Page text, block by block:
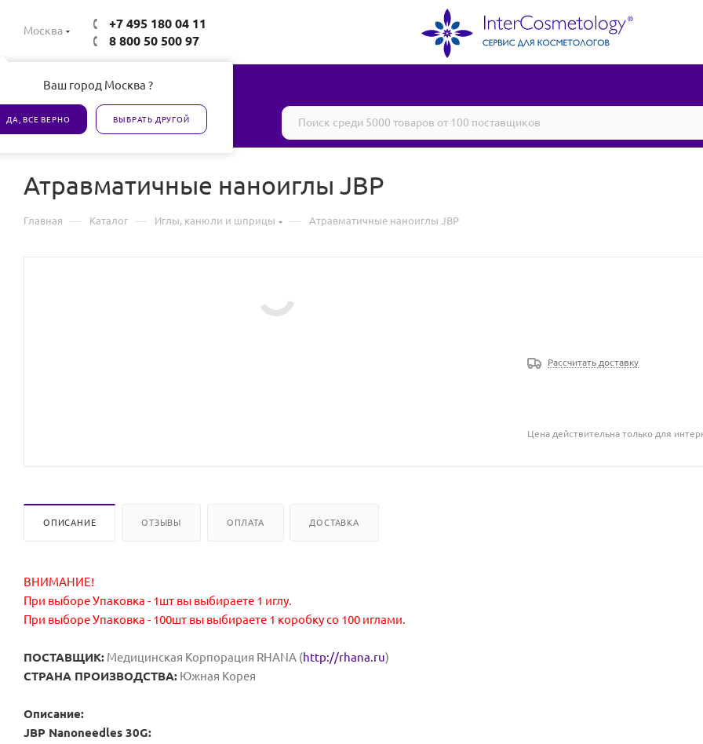
Москва
Ваш город Москва ?
ДА, ВСЕ ВЕРНО ВЫБРАТЬ ДРУГОЙ
+7 495 180 04 11
8 800 50 500 97
Все товары сертифицированы
Атравматичные наноиглы JBP
Главная — Каталог — Иглы, канюли и шприцы — Атравматичные наноиглы JBP
Рассчитать доставку
Цена действительна только для
ОПИСАНИЕ ОТЗЫВЫ ОПЛАТА ДОСТАВКА
ВНИМАНИЕ!
При выборе Упаковка - 1шт вы выбираете 1 иглу.
При выборе Упаковка - 100шт вы выбираете 1 коробку со 100 иглами.
ПОСТАВЩИК: Медицинская Корпорация RHANA (http://rhana.ru)
СТРАНА ПРОИЗВОДСТВА: Южная Корея
Описание:
JBP Nanoneedles 30G: